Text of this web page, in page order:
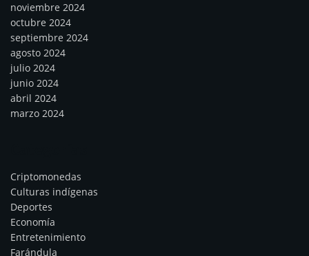
noviembre 2024
octubre 2024
septiembre 2024
agosto 2024
julio 2024
junio 2024
abril 2024
marzo 2024
Criptomonedas
Culturas indígenas
Deportes
Economía
Entretenimiento
Farándula